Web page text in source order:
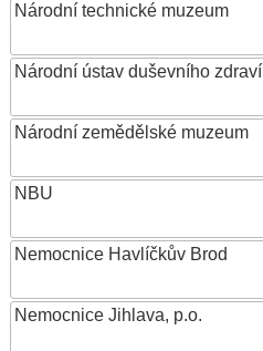
Národní technické muzeum
Národní ústav duševního zdraví
Národní zemědělské muzeum
NBU
Nemocnice Havlíčkův Brod
Nemocnice Jihlava, p.o.